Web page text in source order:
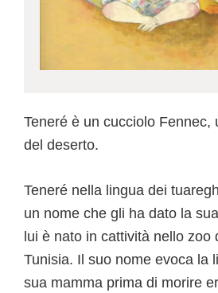
Teneré è un cucciolo Fennec,
del deserto.
Teneré nella lingua dei
un nome che gli ha dato la
lui è nato in cattività nello zoo
Tunisia. Il suo nome evoca la
sua mamma prima di morire